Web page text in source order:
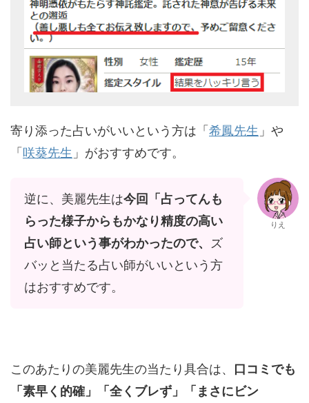
寄り添った占いがいいという方は「希鳳先生 」や
「咲葵先生 」がおすすめです。
逆に、美麗先生は今回「占ってんも
らった様子からもかなり精度の高い
占い師という事がわかったので、
ズ
バッと当たる占い師がいいという方
はおすすめです。
りえ
このあたりの美麗先生の当たり具合は、 口コミでも
「素早く的確」「全くブレず」「まさにビン